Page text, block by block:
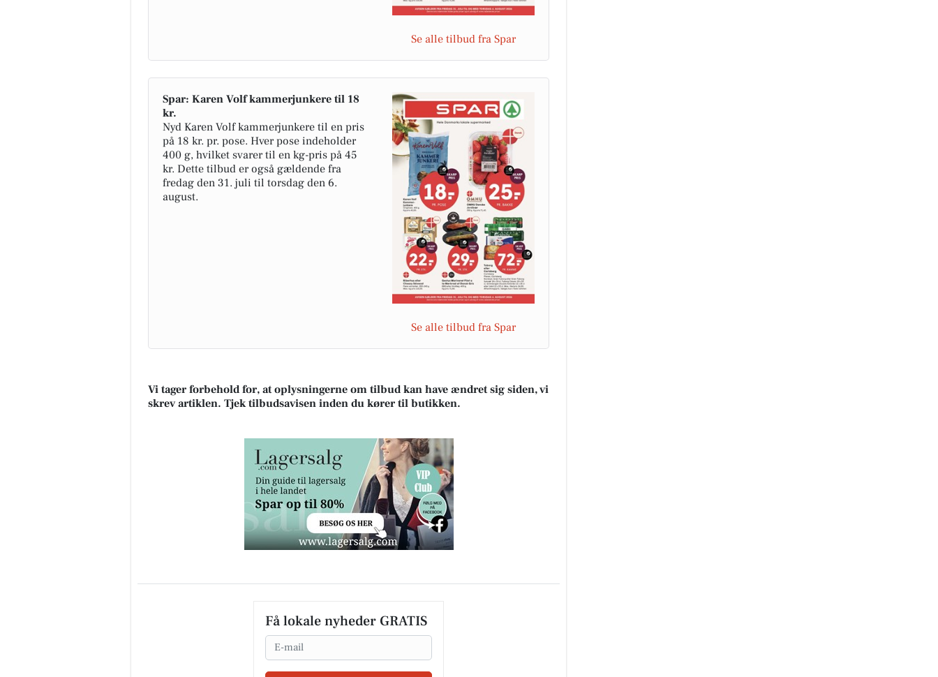
Se alle tilbud fra Spar
Spar: Karen Volf kammerjunkere til 18
kr.
Nyd Karen Volf kammerjunkere til en pris
på 18 kr. pr. pose. Hver pose indeholder
400 g, hvilket svarer til en kg-pris på 45
kr. Dette tilbud er også gældende fra
fredag den 31. juli til torsdag den 6.
august.
Se alle tilbud fra Spar
Vi tager forbehold for, at oplysningerne om tilbud kan have ændret sig siden, vi
skrev artiklen. Tjek tilbudsavisen inden du kører til butikken.
Få lokale nyheder GRATIS
Email